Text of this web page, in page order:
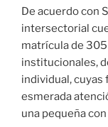
De acuerdo con
intersectorial
matrícula de 305
institucionales,
individual, cuyas
esmerada
una pequeña